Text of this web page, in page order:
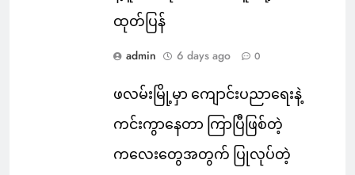
ထုတ်ပြန်
admin 6 days ago 0
ဖလမ်းမြို့မှာ ကျောင်းပညာရေးနဲ့
ကင်းကွာနေတာ ကြာပြီဖြစ်တဲ့
ကလေးတွေအတွက် ပြုလုပ်တဲ့